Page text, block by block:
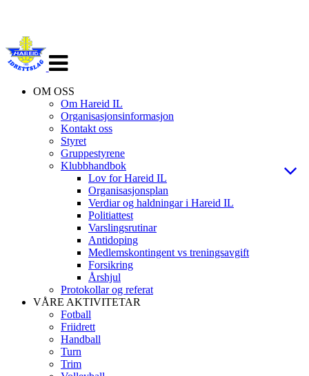
navigasjon
OM OSS
Om Hareid IL
Organisasjonsinformasjon
Kontakt oss
Styret
Gruppestyrene
Klubbhandbok
Lov for Hareid IL
Organisasjonsplan
Verdiar og haldningar i Hareid IL
Politiattest
Varslingsrutinar
Antidoping
Medlemskontingent vs treningsavgift
Forsikring
Årshjul
Protokollar og referat
VÅRE AKTIVITETAR
Fotball
Friidrett
Handball
Turn
Trim